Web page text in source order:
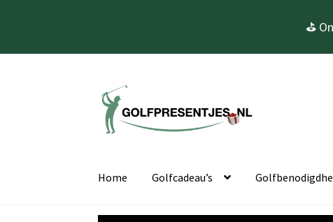
⛳
Ga
door
naar
Ga
naar
de
Home Golfcadeau’s